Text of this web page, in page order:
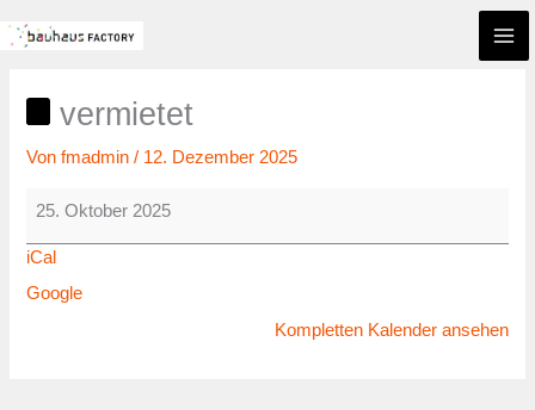
Inhalt
vermietet
Vonfmadmin/ 12. Dezember 2025
25. Oktober 2025
iCal
Google
Kompletten Kalender ansehen